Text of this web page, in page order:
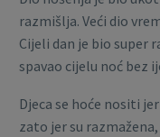
razmišlja. Veći dio
Cijeli dan je bio super
spavao cijelu noć bez
Djeca se hoće nositi
zato jer su